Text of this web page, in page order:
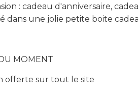
: cadeau d'anniversaire,
dans une jolie petite boite
MOMENT
offerte sur tout le site